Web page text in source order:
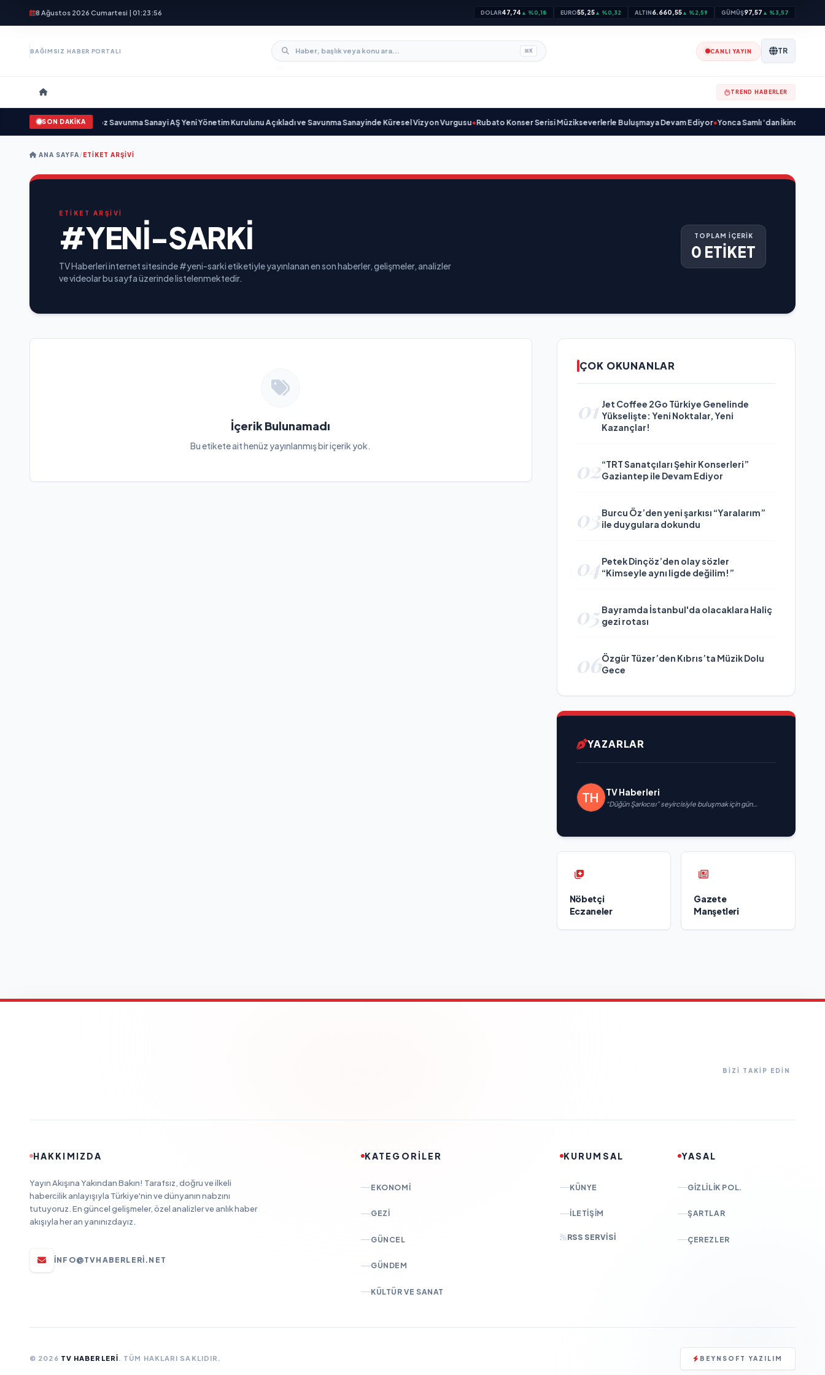
8 Ağustos 2026 Cumartesi | 01:23:57 DOLAR47,74 ▲ %0,18 EURO55,25▲ %0,32 ALTIN6.660,55▲ %2,59 GÜMÜŞ97,57 ▲ %3,57
BAĞIMSIZ HABER PORTALI ⌘K CANLI YAYIN TR
TREND HABERLER
SON DAKİKA
gün sayıyor• Açıkgöz Savunma Sanayi AŞ Yeni Yönetim Kurulunu Açıkladı ve Savunma Sanayinde Küresel Vizyon Vurgusu•Rubato Konser Serisi Müzikseverlerle Buluşmaya Devam Ediyor•Yonca Samlı ‘dan İkinci Tekli
ANA SAYFA/ETIKET ARŞIVI
ETİKET ARŞİVİ
#YENI-SARKI
TV Haberleri internet sitesinde #yeni-sarki etiketiyle yayınlanan en son haberler, gelişmeler, analizler
ve videolar bu sayfa üzerinde listelenmektedir.
TOPLAM İÇERİK
0 ETİKET
İçerik Bulunamadı
Bu etikete ait henüz yayınlanmış bir içerik yok.
ÇOK OKUNANLAR
01 Jet Coffee 2Go Türkiye Genelinde
Yükselişte: Yeni Noktalar, Yeni
Kazançlar!
02“TRT Sanatçıları Şehir Konserleri”
Gaziantep ile Devam Ediyor
03Burcu Öz’den yeni şarkısı “Yaralarım”
ile duygulara dokundu
04Petek Dinçöz’den olay sözler
“Kimseyle aynı ligde değilim!”
05 Bayramda İstanbul'da olacaklara Haliç
gezi rotası
06Özgür Tüzer’den Kıbrıs’ta Müzik Dolu
Gece
YAZARLAR
TV Haberleri
“Düğün Şarkıcısı” seyircisiyle buluşmak için gün
Nöbetçi
Eczaneler
Gazete
Manşetleri
BİZİ TAKİP EDİN
HAKKIMIZDA
Yayın Akışına Yakından Bakın! Tarafsız, doğru ve ilkeli
habercilik anlayışıyla Türkiye'nin ve dünyanın nabzını
tutuyoruz. En güncel gelişmeler, özel analizler ve anlık haber
akışıyla her an yanınızdayız.
INFO@TVHABERLERI.NET
KATEGORİLER
EKONOMI
GEZI
GÜNCEL
GÜNDEM
KÜLTÜR VE SANAT
KURUMSAL
KÜNYE
İLETIŞIM
RSS SERVISI
YASAL
GIZLILIK POL.
ŞARTLAR
ÇEREZLER
© 2026 TV HABERLERI. TÜM HAKLARI SAKLIDIR. BEYNSOFT YAZILIM